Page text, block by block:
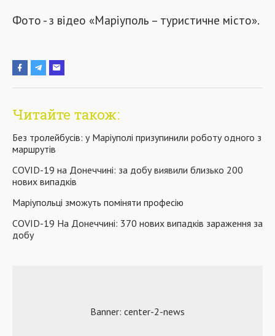
Фото - з відео «Маріуполь – туристичне місто».
Читайте також:
Без тролейбусів: у Маріуполі призупинили роботу одного з
маршрутів
COVID-19 на Донеччині: за добу виявили близько 200
нових випадків
Маріупольці зможуть поміняти професію
COVID-19 На Донеччині: 370 нових випадків зараження за
добу